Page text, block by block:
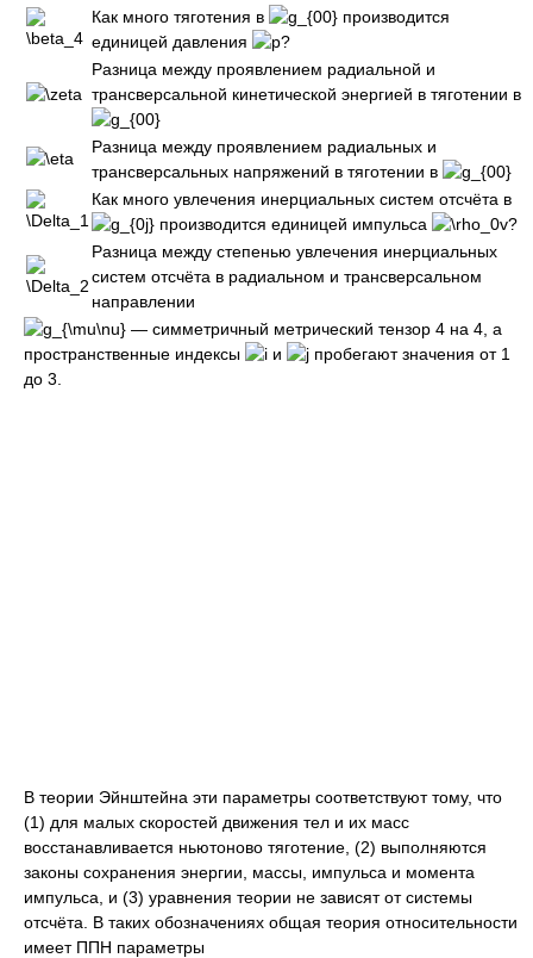
Как много тяготения в
производится
единицей давления
?
Разница между проявлением радиальной и
трансверсальной кинетической энергией в тяготении в
Разница между проявлением радиальных и
трансверсальных напряжений в тяготении в
Как много увлечения инерциальных систем отсчёта в
производится единицей импульса
?
Разница между степенью увлечения инерциальных
систем отсчёта в радиальном и трансверсальном
направлении
— симметричный метрический тензор 4 на 4, а
пространственные индексы
и
пробегают значения от 1
до 3.
В теории Эйнштейна эти параметры соответствуют тому, что
(1) для малых скоростей движения тел и их масс
восстанавливается ньютоново тяготение, (2) выполняются
законы сохранения энергии, массы, импульса и момента
импульса, и (3) уравнения теории не зависят от системы
отсчёта. В таких обозначениях общая теория относительности
имеет ППН параметры